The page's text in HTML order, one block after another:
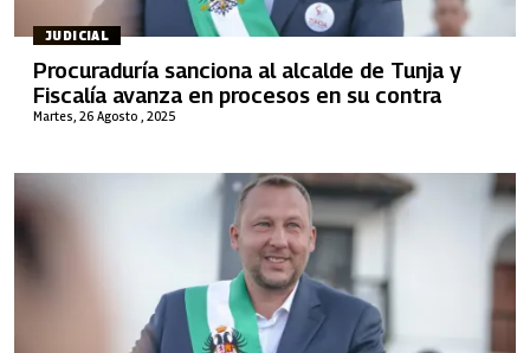
JUDICIAL
Martes, 26 Agosto , 2025
Procuraduría sanciona al alcalde de Tunja y
Fiscalía avanza en procesos en su contra